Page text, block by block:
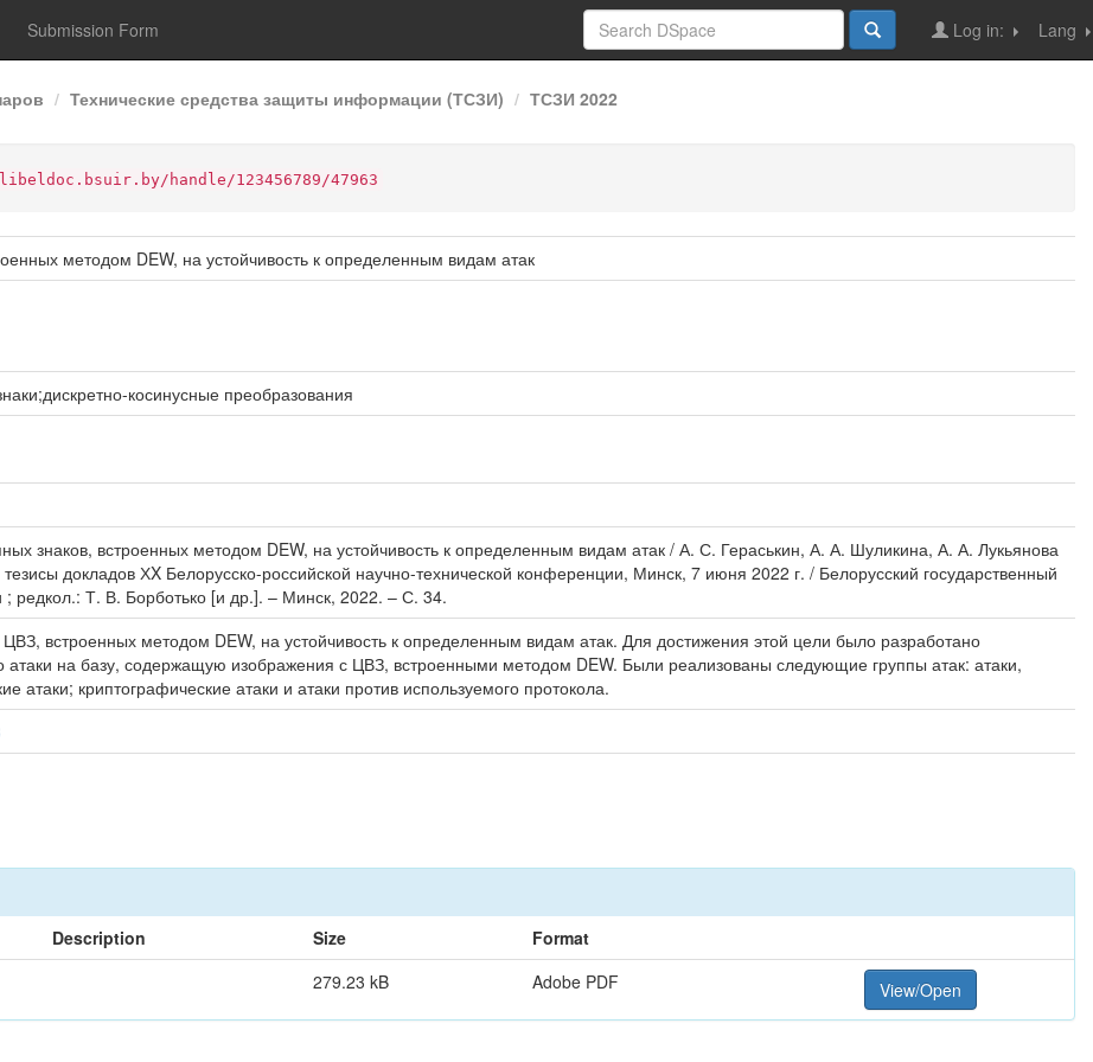
Submission Form Lang
Log in:
Технические средства защиты информации (ТСЗИ) ТСЗИ 2022
handle/123456789/47963
методом DEW, на устойчивость к определенным видам атак
косинусные преобразования
знаков, встроенных методом DEW, на устойчивость к определенным видам атак / А. С. Гераськин, А. А. Шуликина, А. А. Лукьянова
докладов ХX Белорусско-российской научно-технической конференции, Минск, 7 июня 2022 г. / Белорусский государственный
; редкол.: Т. В. Борботько [и др.]. – Минск, 2022. – С. 34.
встроенных методом DEW, на устойчивость к определенным видам атак. Для достижения этой цели было разработано
атаки на базу, содержащую изображения с ЦВЗ, встроенными методом DEW. Были реализованы следующие группы атак: атаки,
атаки; криптографические атаки и атаки против используемого протокола.
Description Size
Format
279.23 kB Adobe PDF View/Open